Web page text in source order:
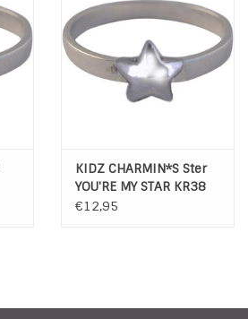
KIDZ CHARMIN*S Ster
YOU'RE MY STAR KR38
€12,95